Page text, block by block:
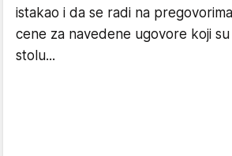
istakao i da se radi na
cene za navedene ugovore koji
stolu...